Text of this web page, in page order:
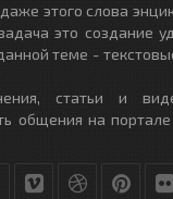
этого слова
это создание
теме -
статьи и
общения на